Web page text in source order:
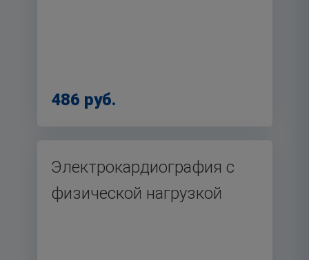
486 руб.
Электрокардиография с
физической нагрузкой